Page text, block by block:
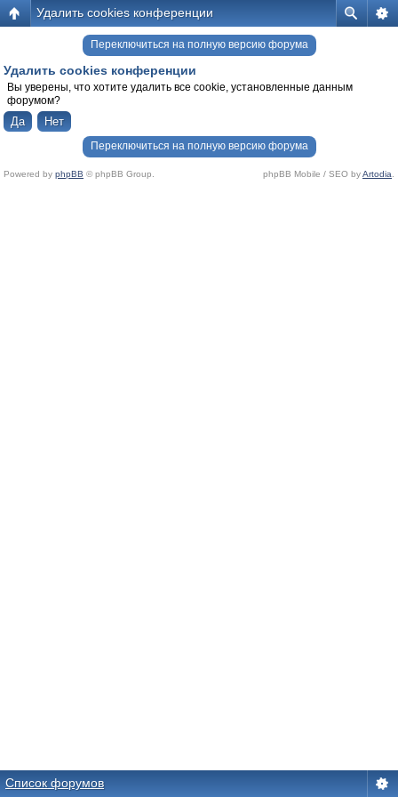
Удалить cookies конференции
Переключиться на полную версию форума
Удалить cookies конференции
Вы уверены, что хотите удалить все cookie, установленные данным
форумом?
Переключиться на полную версию форума
Powered by phpBB © phpBB Group. phpBB Mobile / SEO byArtodia
Список форумов